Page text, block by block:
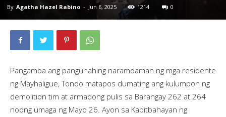
By Agatha Hazel Rabino - Jun 6, 2025 1214 0
Pangamba ang pangunahing naramdaman ng mga residente
ng Mayhaligue, Tondo matapos dumating ang kulumpon ng
demolition tim at armadong pulis sa Barangay 262 at 264
noong umaga ng Mayo 26. Ayon sa Kapitbahayan ng